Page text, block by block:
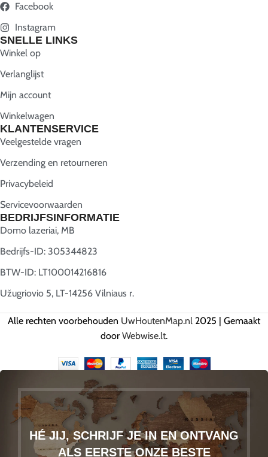
Facebook
Instagram
SNELLE LINKS
Winkel op
Verlanglijst
Mijn account
Winkelwagen
KLANTENSERVICE
Veelgestelde vragen
Verzending en retourneren
Privacybeleid
Servicevoorwaarden
BEDRIJFSINFORMATIE
Domo lazeriai, MB
Bedrijfs-ID: 305344823
BTW-ID: LT100014216816
Užugriovio 5, LT-14256 Vilniaus r.
Alle rechten voorbehouden UwHoutenMap.nl 2025 | Gemaakt
door Webwise.lt.
HÉ JIJ, SCHRIJF JE IN EN ONTVANG
ALS EERSTE ONZE BESTE